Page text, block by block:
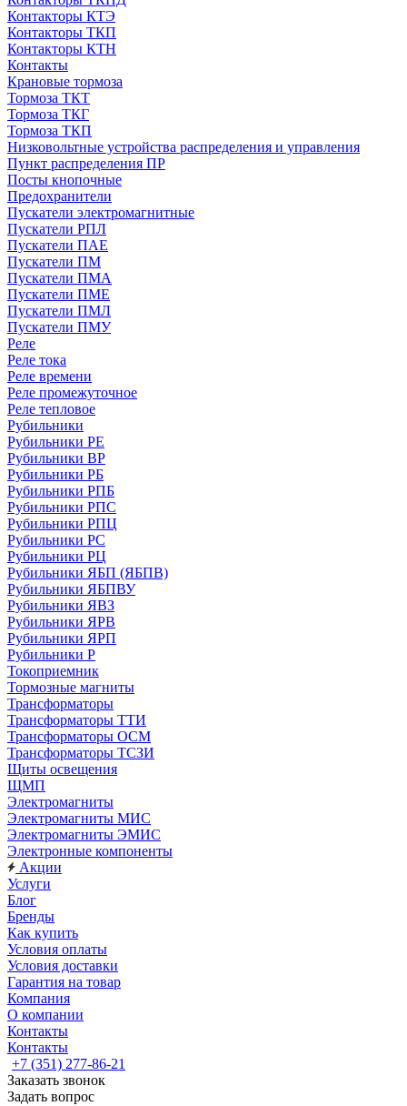
Контакторы КТЭ
Контакторы ТКП
Контакторы КТН
Контакты
Крановые тормоза
Тормоза ТКТ
Тормоза ТКГ
Тормоза ТКП
Низковольтные устройства распределения и управления
Пункт распределения ПР
Посты кнопочные
Предохранители
Пускатели электромагнитные
Пускатели РПЛ
Пускатели ПАЕ
Пускатели ПМ
Пускатели ПМА
Пускатели ПМЕ
Пускатели ПМЛ
Пускатели ПМУ
Реле
Реле тока
Реле времени
Реле промежуточное
Реле тепловое
Рубильники
Рубильники РЕ
Рубильники ВР
Рубильники РБ
Рубильники РПБ
Рубильники РПС
Рубильники РПЦ
Рубильники РС
Рубильники РЦ
Рубильники ЯБП (ЯБПВ)
Рубильники ЯБПВУ
Рубильники ЯВЗ
Рубильники ЯРВ
Рубильники ЯРП
Рубильники Р
Токоприемник
Тормозные магниты
Трансформаторы
Трансформаторы ТТИ
Трансформаторы ОСМ
Трансформаторы ТСЗИ
Щиты освещения
ЩМП
Электромагниты
Электромагниты МИС
Электромагниты ЭМИС
Электронные компоненты
Акции
Услуги
Блог
Бренды
Как купить
Условия оплаты
Условия доставки
Гарантия на товар
Компания
О компании
Контакты
Контакты
+7 (351) 277-86-21
Заказать звонок
Задать вопрос